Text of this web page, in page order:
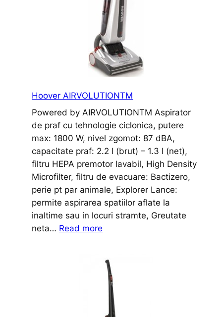
Hoover AIRVOLUTIONTM
Powered by AIRVOLUTIONTM Aspirator
de praf cu tehnologie ciclonica, putere
max: 1800 W, nivel zgomot: 87 dBA,
capacitate praf: 2.2 l (brut) – 1.3 l (net),
filtru HEPA premotor lavabil, High Density
Microfilter, filtru de evacuare: Bactizero,
perie pt par animale, Explorer Lance:
permite aspirarea spatiilor aflate la
inaltime sau in locuri stramte, Greutate
neta… Read more